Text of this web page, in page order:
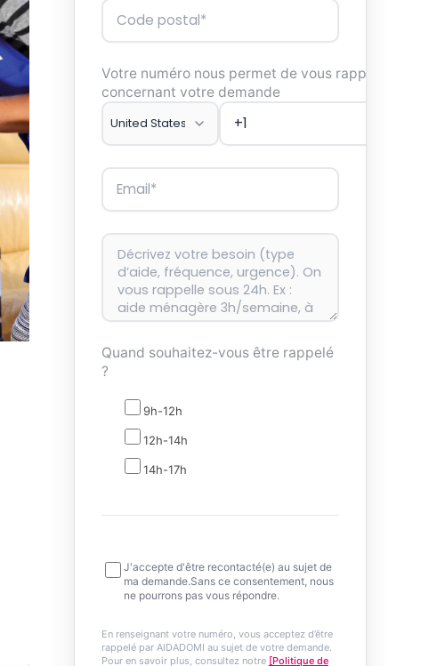
Votre numéro nous permet de vous rappeler
concernant votre demande
Quand souhaitez-vous être rappelé
?
9h-12h
12h-14h
14h-17h
J'accepte d'être recontacté(e) au sujet de
ma demande.Sans ce consentement, nous
ne pourrons pas vous répondre.
En renseignant votre numéro, vous acceptez d’être
rappelé par AIDADOMI au sujet de votre demande.
Pour en savoir plus, consultez notre [Politique de